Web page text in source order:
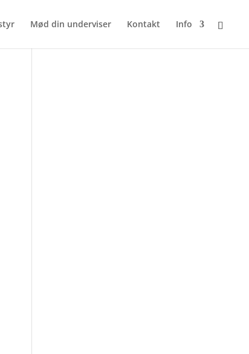
Mød din underviser Kontakt Info